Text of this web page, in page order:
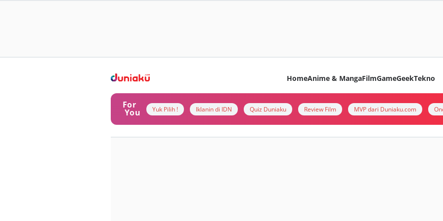
HomeAnime & MangaFilmGameGeekTekno
For
You Yuk Pilih ! Iklanin di IDN Quiz Duniaku Review Film MVP dari Duniaku.com